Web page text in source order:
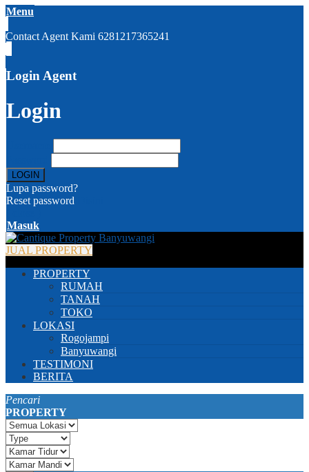
Menu
Contact Agent Kami 6281217365241
Login Agent
Login
Lupa password?
Reset password
Masuk
JUAL PROPERTY
PROPERTY
RUMAH
TANAH
TOKO
LOKASI
Rogojampi
Banyuwangi
TESTIMONI
BERITA
Pencari
PROPERTY